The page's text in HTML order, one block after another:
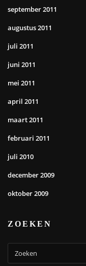
september 2011
augustus 2011
juli 2011
juni 2011
mei 2011
april 2011
maart 2011
februari 2011
juli 2010
december 2009
oktober 2009
ZOEKEN